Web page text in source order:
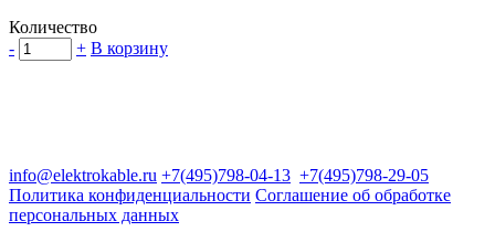
Количество
-
+ В корзину
info@elektrokable.ru +7(495)798-04-13 +7(495)798-29-05
Политика конфиденциальности Соглашение об обработке
персональных данных